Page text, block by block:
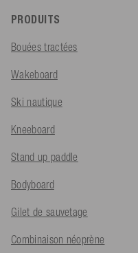
PRODUITS
Bouées tractées
Wakeboard
Ski nautique
Kneeboard
Stand up paddle
Bodyboard
Gilet de sauvetage
Combinaison néoprène